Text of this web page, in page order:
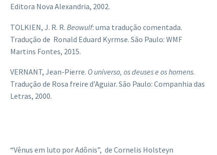
Editora Nova Alexandria, 2002.
TOLKIEN, J. R. R. Beowulf: uma tradução comentada.
Tradução de Ronald Eduard Kyrmse. São Paulo: WMF
Martins Fontes, 2015.
VERNANT, Jean-Pierre. O universo, os deuses e os homens.
Tradução de Rosa freire d’Aguiar. São Paulo: Companhia das
Letras, 2000.
“Vênus em luto por Adônis”, de Cornelis Holsteyn